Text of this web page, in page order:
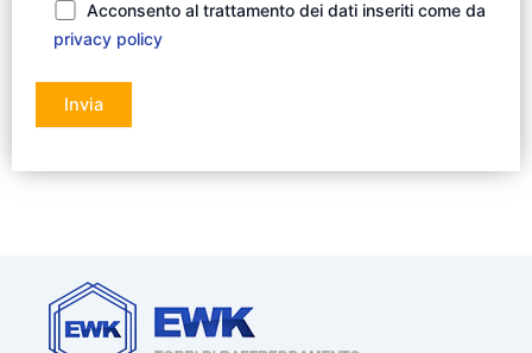
Acconsento al trattamento dei dati inseriti come da
privacy policy